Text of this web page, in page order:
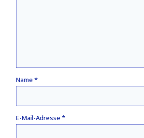
Name *
E-Mail-Adresse *